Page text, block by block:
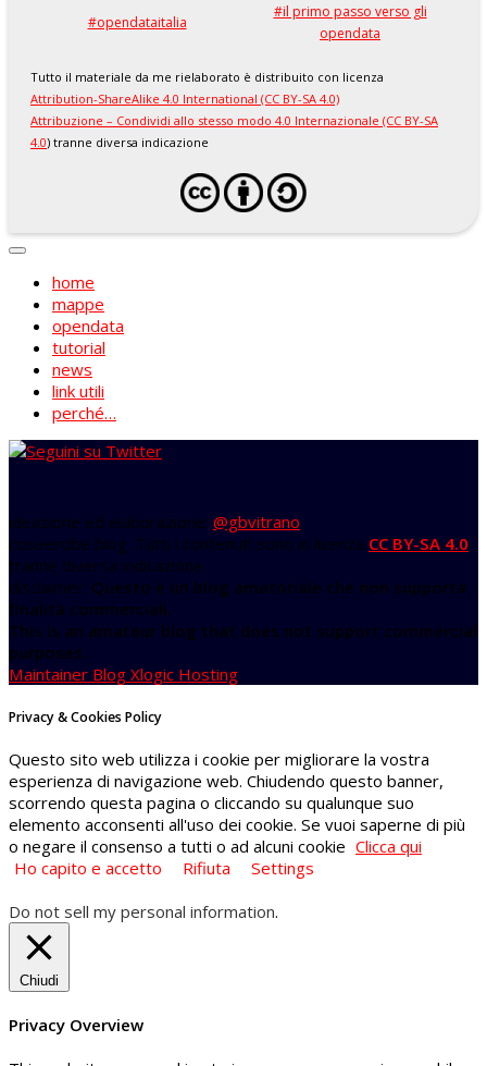
#opendataitalia
#il primo passo verso gli
opendata
Tutto il materiale da me rielaborato è distribuito con licenza
Attribution-ShareAlike 4.0 International (CC BY-SA 4.0)
Attribuzione – Condividi allo stesso modo 4.0 Internazionale (CC BY-SA
4.0) tranne diversa indicazione
home
mappe
opendata
tutorial
news
link utili
perché…
ideazione ed elaborazione: @gbvitrano
coseerobe blog. Tutti i contenuti sono in licenza CC BY-SA 4.0
tranne diversa indicazione
disclaimer: Questo è un blog amatoriale che non supporta
finalità commerciali.
This is an amateur blog that does not support commercial
purposes.
Maintainer Blog Xlogic Hosting
Privacy & Cookies Policy
Questo sito web utilizza i cookie per migliorare la vostra
esperienza di navigazione web. Chiudendo questo banner,
scorrendo questa pagina o cliccando su qualunque suo
elemento acconsenti all'uso dei cookie. Se vuoi saperne di più
o negare il consenso a tutti o ad alcuni cookie Clicca qui
Ho capito e accetto
Rifiuta
Settings
Do not sell my personal information.
Chiudi
Privacy Overview